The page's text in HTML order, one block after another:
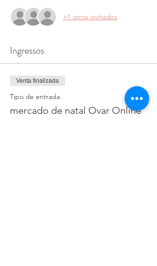
+1 otros invitados
Ingressos
Venta finalizada
Tipo de entrada
mercado de natal Ovar Online